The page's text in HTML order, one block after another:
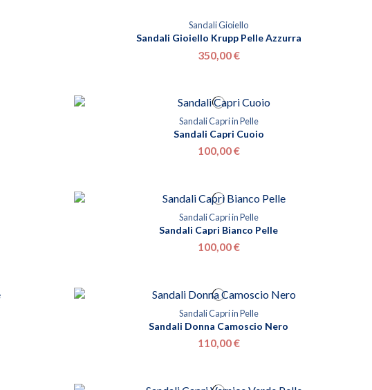
Sandali Gioiello
Sandali Gioiello Krupp Pelle Azzurra
350,00 €
Sandali Capri in Pelle
Sandali Capri Cuoio
100,00 €
Sandali Capri in Pelle
Sandali Capri Bianco Pelle
100,00 €
Sandali Capri in Pelle
Sandali Donna Camoscio Nero
110,00 €